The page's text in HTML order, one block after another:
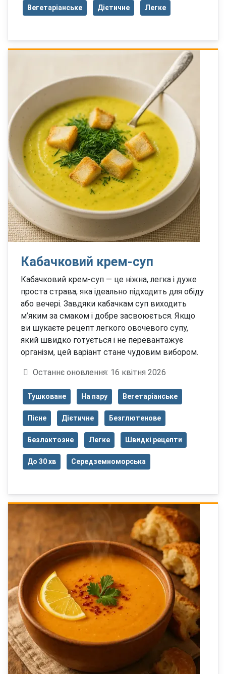
Вегетаріанське Дієтичне Легке
Кабачковий крем-суп
Кабачковий крем-суп — це ніжна, легка і дуже
проста страва, яка ідеально підходить для обіду
або вечері. Завдяки кабачкам суп виходить
м’яким за смаком і добре засвоюється. Якщо
ви шукаєте рецепт легкого овочевого супу,
який швидко готується і не перевантажує
організм, цей варіант стане чудовим вибором.
Деталі
Останнє оновлення: 16 квітня 2026
Тушковане На пару Вегетаріанське
Пісне Дієтичне Безглютенове
Безлактозне Легке Швидкі рецепти
До 30 хв Середземноморська